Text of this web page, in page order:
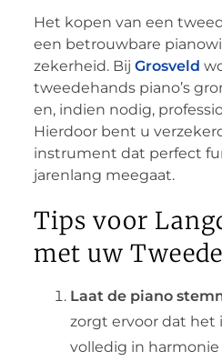
Het kopen van een
een betrouwbare
zekerheid. Bij Grosveld
tweedehands piano’s
en, indien nodig,
Hierdoor bent u
instrument dat perfect
jarenlang meegaat.
Tips voor
met uw
Laat de piano
zorgt ervoor dat
volledig in